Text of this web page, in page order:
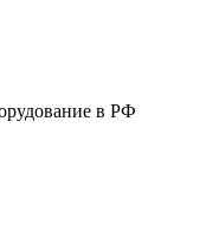
в РФ